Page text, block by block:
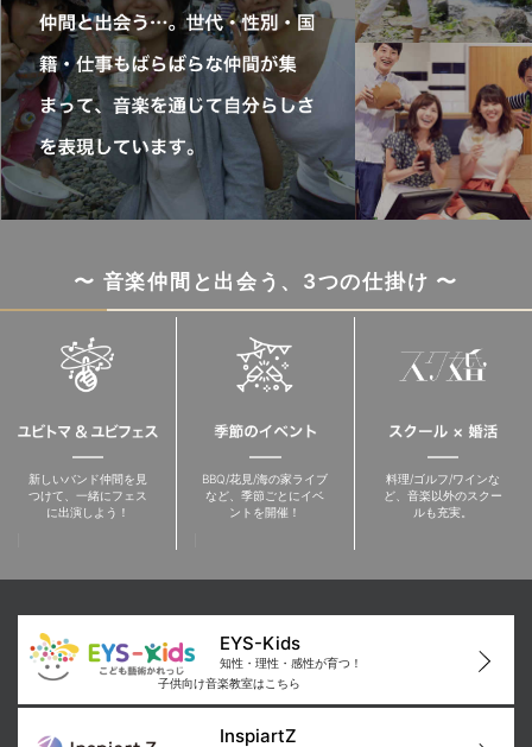
〜 音楽仲間と出会う、3つの仕掛け 〜
新しいバンド仲間を見
つけて、一緒にフェス
に出演しよう！
BBQ/花見/海の家ライブ
など、季節ごとにイベ
ントを開催！
料理/ゴルフ/ワインな
ど、音楽以外のスクー
ルも充実。
EYS-Kids
知性・理性・感性が育つ！
子供向け音楽教室はこちら
InspiartZ